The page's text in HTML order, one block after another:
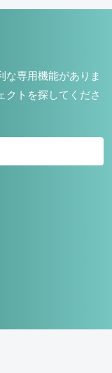
な専用機能がありま
クトを探してくださ